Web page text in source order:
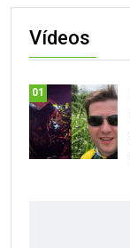
Vídeos
01